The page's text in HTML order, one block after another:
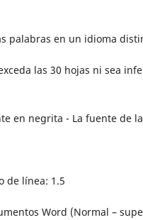
palabras en un idioma
las 30 hojas ni sea
en negrita - La fuente de
de línea: 1.5
Word (Normal –